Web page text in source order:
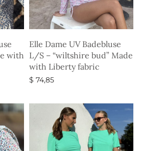
with
Elle Dame UV Badebluse
L/S – “wiltshire bud” Made
with Liberty fabric
$ 74,85